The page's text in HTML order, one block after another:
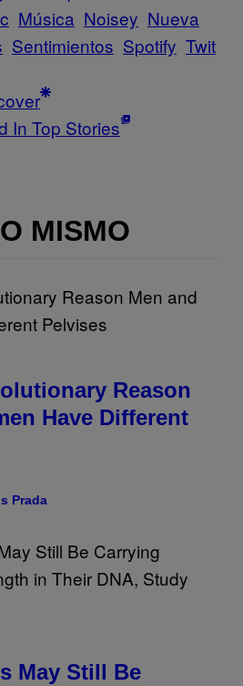
Música Noisey Nueva
Sentimientos Spotify Twit
In Top Stories
MISMO
Reason
Have Different
Prada
May Still Be